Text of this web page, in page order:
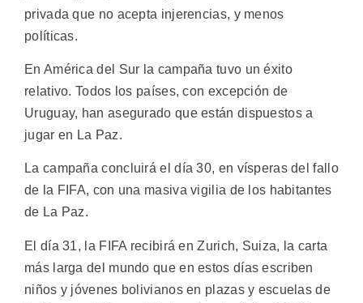
privada que no acepta injerencias, y menos
políticas.
En América del Sur la campaña tuvo un éxito
relativo. Todos los países, con excepción de
Uruguay, han asegurado que están dispuestos a
jugar en La Paz.
La campaña concluirá el día 30, en vísperas del fallo
de la FIFA, con una masiva vigilia de los habitantes
de La Paz.
El día 31, la FIFA recibirá en Zurich, Suiza, la carta
más larga del mundo que en estos días escriben
niños y jóvenes bolivianos en plazas y escuelas de